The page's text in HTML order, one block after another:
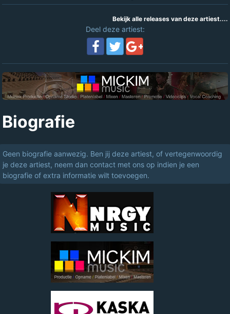
Bekijk alle releases van deze artiest....
Deel deze artiest:
Biografie
Geen biografie aanwezig. Ben jij deze artiest, of vertegenwoordig
je deze artiest, neem dan contact met ons op indien je een
biografie of extra informatie wilt toevoegen.